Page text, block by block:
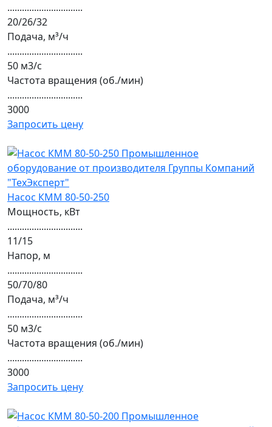
...............................
20/26/32
Подача, м³/ч
...............................
50 м3/с
Частота вращения (об./мин)
...............................
3000
Запросить цену
Насос КММ 80-50-250
Мощность, кВт
...............................
11/15
Напор, м
...............................
50/70/80
Подача, м³/ч
...............................
50 м3/с
Частота вращения (об./мин)
...............................
3000
Запросить цену